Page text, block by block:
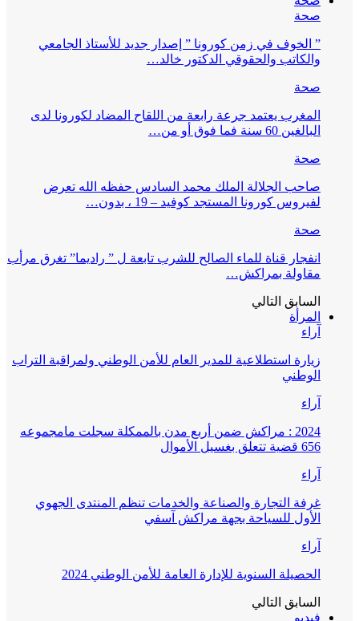
صحة
” الخوف في زمن كورونا ” إصدار جديد للأستاذ الجامعي
والكاتب والحقوقي الدكتور خالد…
صحة
المغرب يعتمد جرعة رابعة من اللقاح المضاد لكورونا لدى
البالغين 60 سنة فما فوق أو من…
صحة
صاحب الجلالة الملك محمد السادس حفظه الله تعرض
لفيروس كورونا المستجد كوفيد – 19 ، بدون…
صحة
انفجار قناة للماء الصالح للشرب تابعة ل ” راديما” تغرق مرأب
مقاولة بمراكش…
السابق التالي
المرأة
آراء
زيارة استطلاعية للمدير العام للأمن الوطني ولمراقبة التراب
الوطني
آراء
2024 : مراكش ضمن أربع مدن بالممكلة سجلت مامجموعه
656 قضية تتعلق بغسيل الأموال
آراء
غرفة التجارة والصناعة والخدمات تنظم المنتدى الجهوي
الأول للسياحة بجهة مراكش آسفي
آراء
الحصيلة السنوية للإدارة العامة للأمن الوطني 2024
السابق التالي
فيديو